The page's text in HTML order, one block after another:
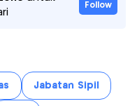
Follow
Jabatan Sipil